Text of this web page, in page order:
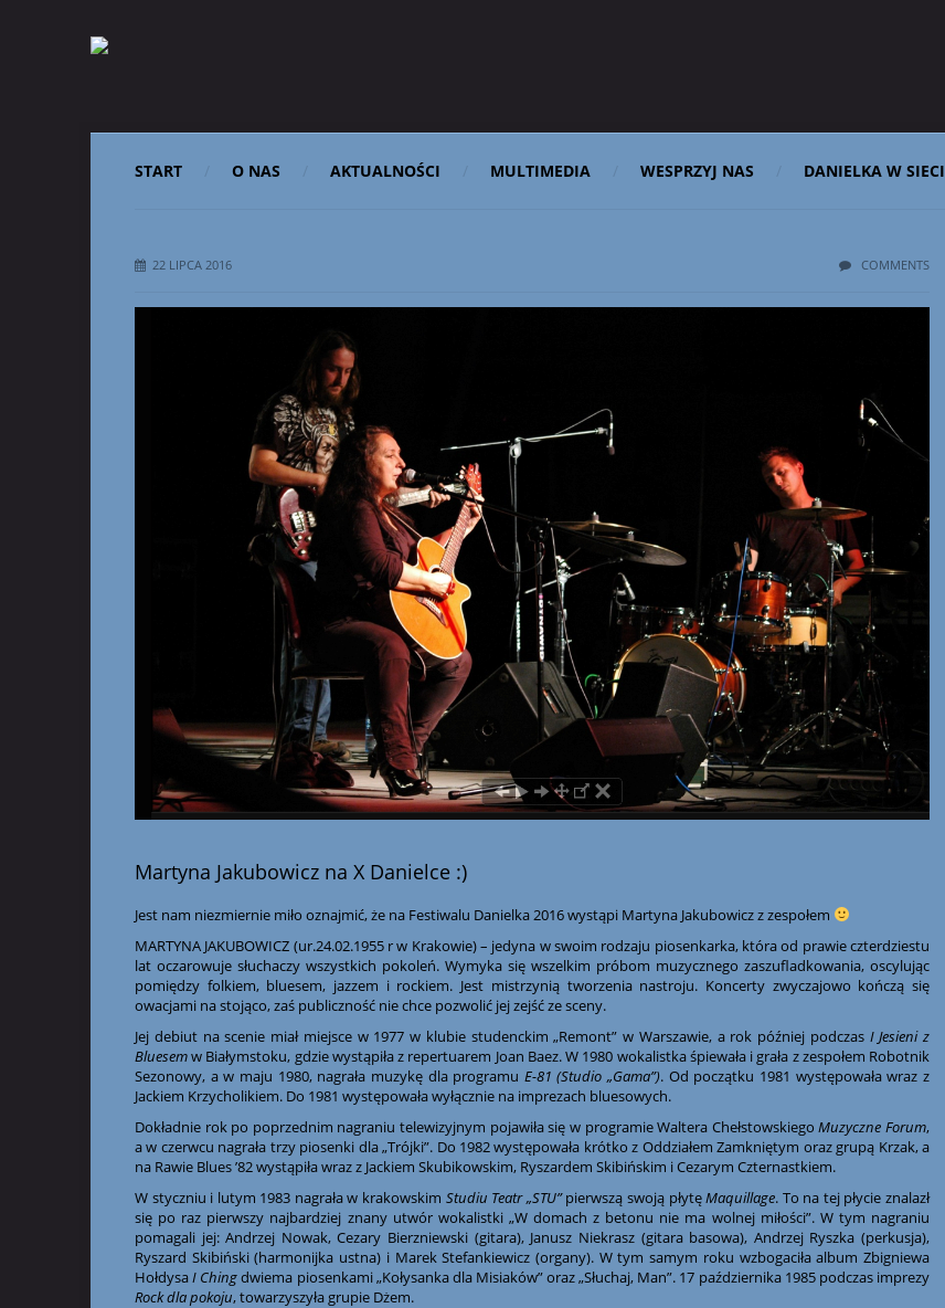
START O NAS AKTUALNOŚCI MULTIMEDIA WESPRZYJ NAS DANIELKA W SIECI
22 LIPCA 2016 COMMENTS
Martyna Jakubowicz na X Danielce :)
Jest nam niezmiernie miło oznajmić, że na Festiwalu Danielka 2016 wystąpi Martyna Jakubowicz z zespołem
MARTYNA JAKUBOWICZ (ur.24.02.1955 r w Krakowie) – jedyna w swoim rodzaju piosenkarka, która od prawie czterdziestu
lat oczarowuje słuchaczy wszystkich pokoleń. Wymyka się wszelkim próbom muzycznego zaszufladkowania, oscylując
pomiędzy folkiem, bluesem, jazzem i rockiem. Jest mistrzynią tworzenia nastroju. Koncerty zwyczajowo kończą się
owacjami na stojąco, zaś publiczność nie chce pozwolić jej zejść ze sceny.
Jej debiut na scenie miał miejsce w 1977 w klubie studenckim „Remont” w Warszawie, a rok później podczas I Jesieni z
Bluesemw Białymstoku, gdzie wystąpiła z repertuarem Joan Baez. W 1980 wokalistka śpiewała i grała z zespołem Robotnik
Sezonowy, a w maju 1980, nagrała muzykę dla programu E-81 (Studio „Gama”). Od początku 1981 występowała wraz z
Jackiem Krzycholikiem. Do 1981 występowała wyłącznie na imprezach bluesowych.
Dokładnie rok po poprzednim nagraniu telewizyjnym pojawiła się w programie Waltera ChełstowskiegoMuzyczne Forum,
a w czerwcu nagrała trzy piosenki dla „Trójki”. Do 1982 występowała krótko z Oddziałem Zamkniętym oraz grupą Krzak, a
na Rawie Blues ’82 wystąpiła wraz z Jackiem Skubikowskim, Ryszardem Skibińskim i Cezarym Czternastkiem.
W styczniu i lutym 1983 nagrała w krakowskim Studiu Teatr „STU”pierwszą swoją płytęMaquillage. To na tej płycie znalazł
się po raz pierwszy najbardziej znany utwór wokalistki „W domach z betonu nie ma wolnej miłości”. W tym nagraniu
pomagali jej: Andrzej Nowak, Cezary Bierzniewski (gitara), Janusz Niekrasz (gitara basowa), Andrzej Ryszka (perkusja),
Ryszard Skibiński (harmonijka ustna) i Marek Stefankiewicz (organy). W tym samym roku wzbogaciła album Zbigniewa
HołdysaI Chingdwiema piosenkami „Kołysanka dla Misiaków” oraz „Słuchaj, Man”. 17 października 1985 podczas imprezy
Rock dla pokoju, towarzyszyła grupie Dżem.